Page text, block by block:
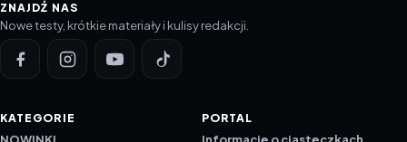
ZNAJDŹ NAS
Nowe testy, krótkie materiały i kulisy redakcji.
KATEGORIE PORTAL